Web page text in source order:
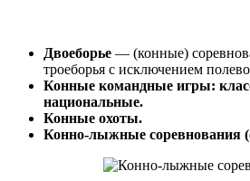
Двоеборье — (конные)
троеборья с исключением
Конные командные игры:
национальные.
Конные охоты.
Конно-лыжные соревнования